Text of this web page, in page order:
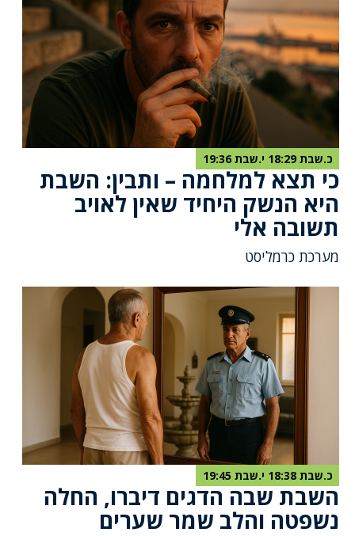
כ.שבת 18:29 י.שבת 19:36
כי תצא למלחמה – ותבין: השבת
היא הנשק היחיד שאין לאויב
תשובה אלי
מערכת כרמליסט
כ.שבת 18:38 י.שבת 19:45
השבת שבה הדגים דיברו, החלה
נשפטה והלב שמר שערים